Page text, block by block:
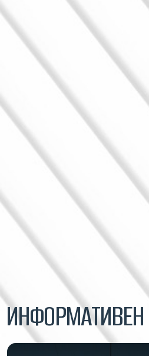
ИНФОРМАТИВЕН